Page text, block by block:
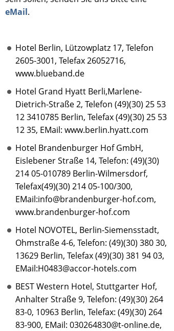
eMail.
Hotel Berlin, Lützowplatz 17, Telefon
2605-3001, Telefax 26052716,
www.blueband.de
Hotel Grand Hyatt Berli,Marlene-
Dietrich-Straße 2, Telefon (49)(30) 25 53
12 3410785 Berlin, Telefax (49)(30) 25 53
12 35, EMail: www.berlin.hyatt.com
Hotel Brandenburger Hof GmbH,
Eislebener Straße 14, Telefon: (49)(30)
214 05-010789 Berlin-Wilmersdorf,
Telefax(49)(30) 214 05-100/300,
EMail:info@brandenburger-hof.com,
www.brandenburger-hof.com
Hotel NOVOTEL, Berlin-Siemensstadt,
Ohmstraße 4-6, Telefon: (49)(30) 380 30,
13629 Berlin, Telefax (49)(30) 381 94 03,
EMail:H0483@accor-hotels.com
BEST Western Hotel, Stuttgarter Hof,
Anhalter Straße 9, Telefon: (49)(30) 264
83-0, 10963 Berlin, Telefax: (49)(30) 264
83-900, EMail: 030264830@t-online.de,